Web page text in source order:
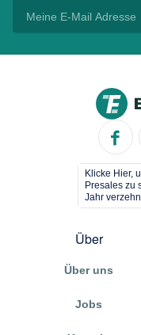
Klicke Hier,
Presales zu
Jahr
Über
Über uns
Jobs